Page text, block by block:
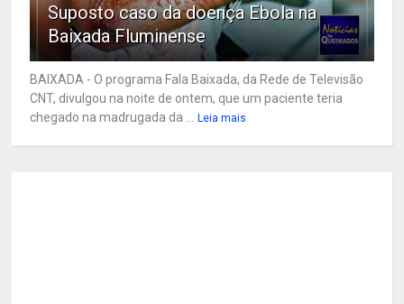
Suposto caso da doença Ebola na
Baixada Fluminense
BAIXADA - O programa Fala Baixada, da Rede de Televisão
CNT, divulgou na noite de ontem, que um paciente teria
chegado na madrugada da ...
Leia mais